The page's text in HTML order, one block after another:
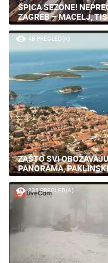
ŠPICA SEZONE!
ZAGREB – MACELJ,
48 PREGLED(A)
ZAŠTO SVI
PANORAMA,
235 PREGLED(A)